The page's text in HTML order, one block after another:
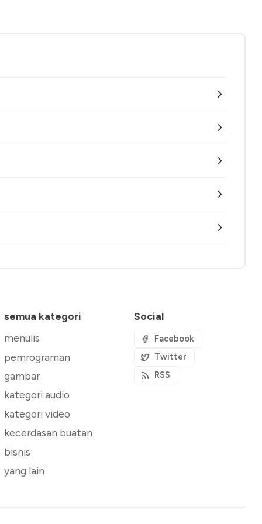
semua kategori
menulis
pemrograman
gambar
kategori audio
kategori video
kecerdasan buatan
bisnis
yang lain
Social
Facebook
Twitter
RSS